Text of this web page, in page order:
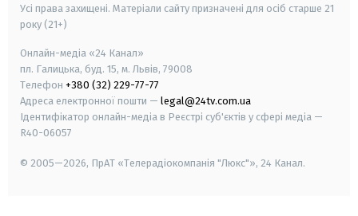
Усі права захищені. Матеріали сайту призначені для осіб старше 21
року (21+)
Онлайн-медіа «24 Канал»
пл. Галицька, буд. 15, м. Львів, 79008
Телефон +380 (32) 229-77-77
Адреса електронної пошти — legal@24tv.com.ua
Ідентифікатор онлайн-медіа в Реєстрі суб'єктів у сфері медіа —
R40-06057
© 2005—2026, ПрАТ «Телерадіокомпанія "Люкс"», 24 Канал.